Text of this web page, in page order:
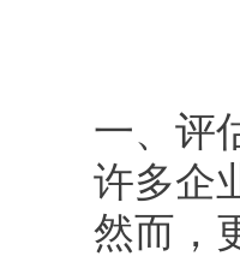
一、评估
许多企业
然而，更